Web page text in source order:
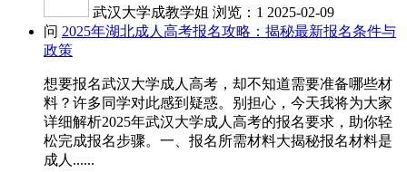
武汉大学成教学姐 浏览：1 2025-02-09
问 2025年湖北成人高考报名攻略：揭秘最新报名条件与
政策
想要报名武汉大学成人高考，却不知道需要准备哪些材
料？许多同学对此感到疑惑。别担心，今天我将为大家
详细解析2025年武汉大学成人高考的报名要求，助你轻
松完成报名步骤。一、报名所需材料大揭秘报名材料是
成人......